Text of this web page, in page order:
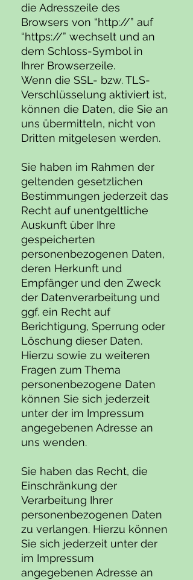
die Adresszeile des
Browsers von “http://” auf
“https://” wechselt und an
dem Schloss-Symbol in
Ihrer Browserzeile.
Wenn die SSL- bzw. TLS-
Verschlüsselung aktiviert ist,
können die Daten, die Sie an
uns übermitteln, nicht von
Dritten mitgelesen werden.
Sie haben im Rahmen der
geltenden gesetzlichen
Bestimmungen jederzeit das
Recht auf unentgeltliche
Auskunft über Ihre
gespeicherten
personenbezogenen Daten,
deren Herkunft und
Empfänger und den Zweck
der Datenverarbeitung und
ggf. ein Recht auf
Berichtigung, Sperrung oder
Löschung dieser Daten.
Hierzu sowie zu weiteren
Fragen zum Thema
personenbezogene Daten
können Sie sich jederzeit
unter der im Impressum
angegebenen Adresse an
uns wenden.
Sie haben das Recht, die
Einschränkung der
Verarbeitung Ihrer
personenbezogenen Daten
zu verlangen. Hierzu können
Sie sich jederzeit unter der
im Impressum
angegebenen Adresse an